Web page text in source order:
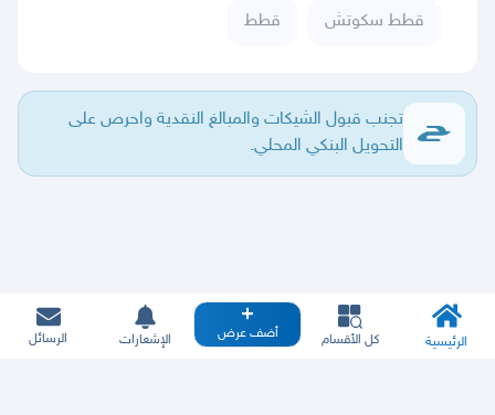
قطط سكوتش قطط
تجنب قبول الشيكات والمبالغ النقدية واحرص على
التحويل البنكي المحلي.
الرئيسية كل الأقسام أضف عرض الإشعارات الرسائل